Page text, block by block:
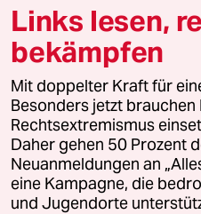
Mehr taz Angebote
Kantine
Shop
Anzeigen
Links lesen,
bekämpfen
Mit doppelter Kraft für
Besonders jetzt
Rechtsextremismus
Daher gehen 50 Prozent
Neuanmeldungen an
eine Kampagne, die
und Jugendorte